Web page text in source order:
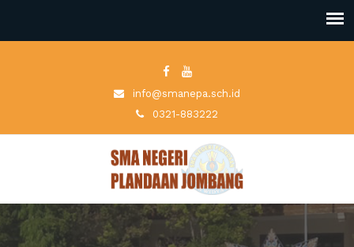
info@smanepa.sch.id
0321-883222